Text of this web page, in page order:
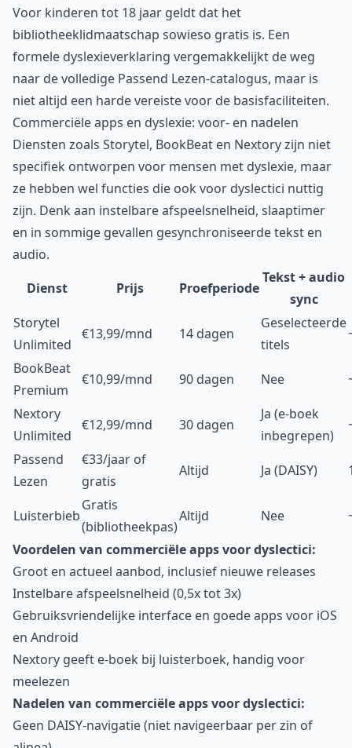
Voor kinderen tot 18 jaar geldt dat het
bibliotheeklidmaatschap sowieso gratis is. Een
formele dyslexieverklaring vergemakkelijkt de weg
naar de volledige Passend Lezen-catalogus, maar is
niet altijd een harde vereiste voor de basisfaciliteiten.
Commerciële apps en dyslexie: voor- en nadelen
Diensten zoals Storytel, BookBeat en Nextory zijn niet
specifiek ontworpen voor mensen met dyslexie, maar
ze hebben wel functies die ook voor dyslectici nuttig
zijn. Denk aan instelbare afspeelsnelheid, slaaptimer
en in sommige gevallen gesynchroniseerde tekst en
audio.
Dienst
Prijs Proefperiode
Tekst + audio
sync
Storytel
Unlimited
€13,99/mnd 14 dagen
Geselecteerde
titels
BookBeat
Premium
€10,99/mnd 90 dagen Nee
Nextory
Unlimited
€12,99/mnd 30 dagen
Ja (e-boek
inbegrepen)
Passend
Lezen
€33/jaar of
gratis
Altijd Ja (DAISY)
Luisterbieb
Gratis
(bibliotheekpas)
Altijd Nee
Voordelen van commerciële apps voor dyslectici:
Groot en actueel aanbod, inclusief nieuwe releases
Instelbare afspeelsnelheid (0,5x tot 3x)
Gebruiksvriendelijke interface en goede apps voor iOS
en Android
Nextory geeft e-boek bij luisterboek, handig voor
meelezen
Nadelen van commerciële apps voor dyslectici:
Geen DAISY-navigatie (niet navigeerbaar per zin of